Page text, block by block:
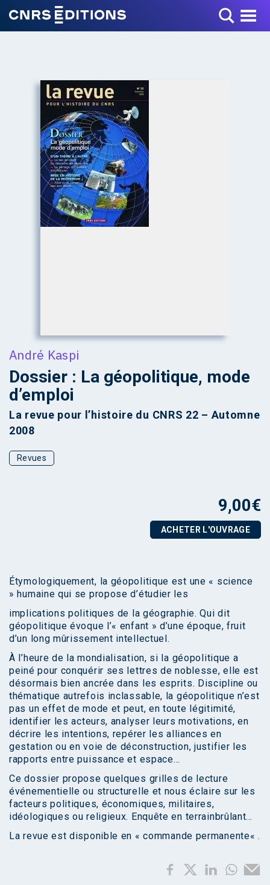
Toggle Menu
+
André Kaspi
Dossier : La géopolitique, mode
d’emploi
La revue pour l’histoire du CNRS 22 – Automne
2008
Revues
9,00€
ACHETER L'OUVRAGE
Étymologiquement, la géopolitique est une « science
» humaine qui se propose d’étudier les
implications politiques de la géographie. Qui dit
géopolitique évoque l’« enfant » d’une époque, fruit
d’un long mûrissement intellectuel.
À l’heure de la mondialisation, si la géopolitique a
peiné pour conquérir ses lettres de noblesse, elle est
désormais bien ancrée dans les esprits. Discipline ou
thématique autrefois inclassable, la géopolitique n’est
pas un effet de mode et peut, en toute légitimité,
identifier les acteurs, analyser leurs motivations, en
décrire les intentions, repérer les alliances en
gestation ou en voie de déconstruction, justifier les
rapports entre puissance et espace…
Ce dossier propose quelques grilles de lecture
événementielle ou structurelle et nous éclaire sur les
facteurs politiques, économiques, militaires,
idéologiques ou religieux. Enquête en terrainbrûlant…
La revue est disponible en «commande permanente« .